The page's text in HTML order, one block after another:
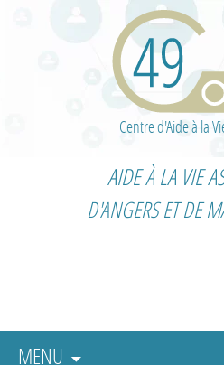
Centre d'Aide à la
AIDE À LA VIE
D'ANGERS ET DE
MENU